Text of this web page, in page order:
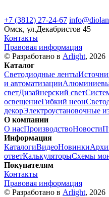
+7 (3812) 27-24-67
Омск, ул.Декабристов 45
Контакты
Правовая информация
© Разработано в Arlight, 2026
Каталог
Светодиодные ленты
и автоматизации
светДизайнерский свет
освещениеГибкий неон
декорЭлектроустановочные
О компании
О насПроизводствоНовости
Информация
КаталогиВидеоНовинки
ответКалькуляторыСхемы
Покупателям
Контакты
Правовая информация
© Разработано в Arlight, 2026